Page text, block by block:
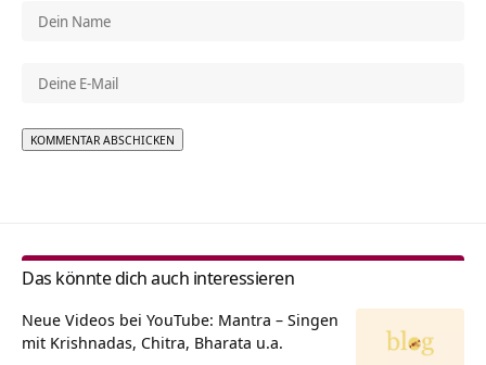
Das könnte dich auch interessieren
Neue Videos bei YouTube: Mantra – Singen
mit Krishnadas, Chitra, Bharata u.a.